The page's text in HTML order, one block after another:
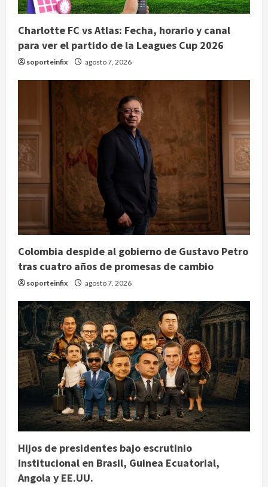
Charlotte FC vs Atlas: Fecha, horario y canal
para ver el partido de la Leagues Cup 2026
soporteinfix agosto 7, 2026
Colombia despide al gobierno de Gustavo Petro
tras cuatro años de promesas de cambio
soporteinfix agosto 7, 2026
Hijos de presidentes bajo escrutinio
institucional en Brasil, Guinea Ecuatorial,
Angola y EE.UU.